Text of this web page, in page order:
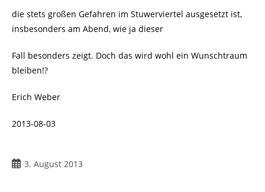
die stets großen Gefahren im Stuwerviertel ausgesetzt ist,
insbesonders am Abend, wie ja dieser
Fall besonders zeigt. Doch das wird wohl ein Wunschtraum
bleiben!?
Erich Weber
2013-08-03
Beitrag3. August 2013